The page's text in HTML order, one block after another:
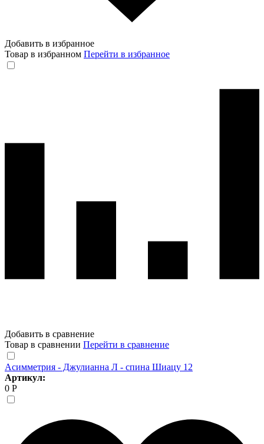
Добавить в избранное
Товар в избранном Перейти в избранное
Добавить в сравнение
Товар в сравнении Перейти в сравнение
Асимметрия - Джулианна Л - спина Шиацу 12
Артикул:
0 Р